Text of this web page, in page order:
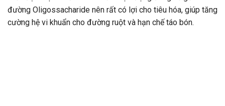
đường Oligossacharide nên rất có lợi cho tiêu hóa, giúp tăng
cường hệ vi khuẩn cho đường ruột và hạn chế táo bón.